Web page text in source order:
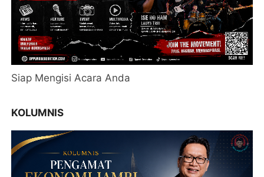
Siap Mengisi Acara Anda
KOLUMNIS